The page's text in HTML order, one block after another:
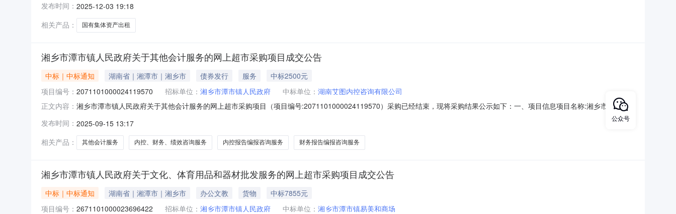
面积：土地面积为4098.98平方米，传达室为38.19平方米，一栋二层教学楼为443.52平方米，一栋三层教学楼为831.60平方米，食堂为246.44平方米，卫生间为73.44平方米。
发布时间： 2025-12-03 19:18
相关产品：
国有集体资产出租
湘乡市潭市镇人民政府关于其他会计服务的网上超市采购项目成交公告
中标｜中标通知 湖南省｜湘潭市｜湘乡市 债券发行 服务
中标2500元
项目编号： 2071101000024119570 招标单位： 湘乡市潭市镇人民政府 中标单位： 湖南艾图内控咨询有限公司
正文内容： 湘乡市潭市镇人民政府关于其他会计服务的网上超市采购项目（项目编号:2071101000024119570）采购已经结束，现将采购结果公示如下：一、项目信息项目名称:湘乡市潭市镇
人民政府关于其他会计服务的网上超市采购项目项目编号:2071101000024119570项目联系人:王梓湘项目联系电话:13873271901采购计划信息：项目所在行政区划编码:430381项
目所在行政区划名称:湖南省湘潭市湘乡市报价起止时间:-二、采购单位信息采购单位名称:湘乡市潭市镇人民政府采购单位地址:潭市镇人民政府采购单位联系人和联
发布时间： 2025-09-15 13:17
相关产品：
其他会计服务 内控、财务、绩效咨询服务 内控报告编报咨询服务 财务报告编报咨询服务
湘乡市潭市镇人民政府关于文化、体育用品和器材批发服务的网上超市采购项目成交公告
中标｜中标通知 湖南省｜湘潭市｜湘乡市 办公文教 货物
中标7855元
项目编号： 2671101000023696422 招标单位： 湘乡市潭市镇人民政府 中标单位： 湘乡市潭市镇易美和商场
公众号